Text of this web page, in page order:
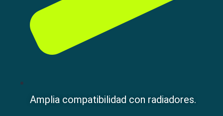
Amplia compatibilidad con radiadores.